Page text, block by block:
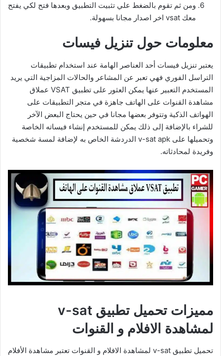
ومن ثم تقوم بالضغط علي تثبيت التطبيق وبعدها فتح لكي يفتح
معك vsat اخر اصدار مجانا بسهولة.
معلومات حول تنزيل فيسات
يعتبر تنزيل فيسات أحد العناصر الهامة عند استخدام تطبيقات
التراسل الفوري فهي تعبر عن المشاعر والحالات المزاجية التي يريد
المستخدم التعبير عنها يمكن العثور على تطبيق VSAT عملاق
مشاهدة القنوات على الهاتف جاهزة في متجر التطبيقات على
الهواتف الذكية وتتوفر بعضها مجانا في حين يحتاج البعض الآخر
للشراء بالإضافة إلى ذلك يمكن للمستخدم إنشاء فيساته الخاصة
وتحميلها على v-sat apk الدردشة الخاص به لإضافة لمسة شخصية
وفريدة لمحادثاته.
مميزات تحميل تطبيق v-sat
لمشاهدة الافلام و القنوات
تحميل تطبيق v-sat لمشاهدة الافلام و القنوات تعتبر مشاهدة الأفلام